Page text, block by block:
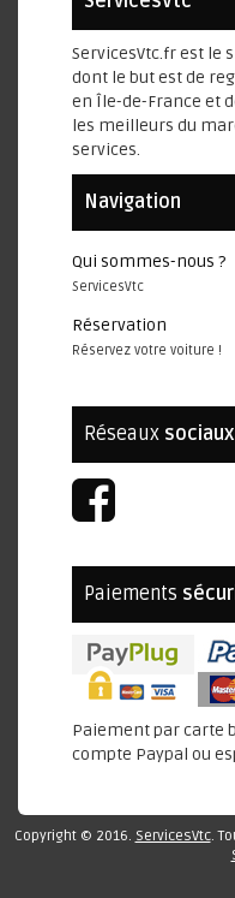
ServicesVtc.fr est le
dont le but est de
en Île-de-France et
les meilleurs du
services.
Navigation
Qui sommes-nous ?
ServicesVtc
Réservation
Réservez votre voiture !
Réseaux sociaux
Paiements
Paiement par carte
compte Paypal ou
Copyright © 2016. ServicesVtc.